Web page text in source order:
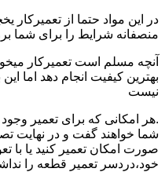
در این مواد حتما از تعمیرکار
منصفانه شرایط را برای شما
آنچه مسلم است تعمیرکار
بهترین کیفیت انجام دهد اما
نیست
.هر امکانی که برای تعمیر
شما خواهند گفت و در نهایت
صورت امکان تعمیر کنید یا با
خود،دردسر تعمیر قطعه را